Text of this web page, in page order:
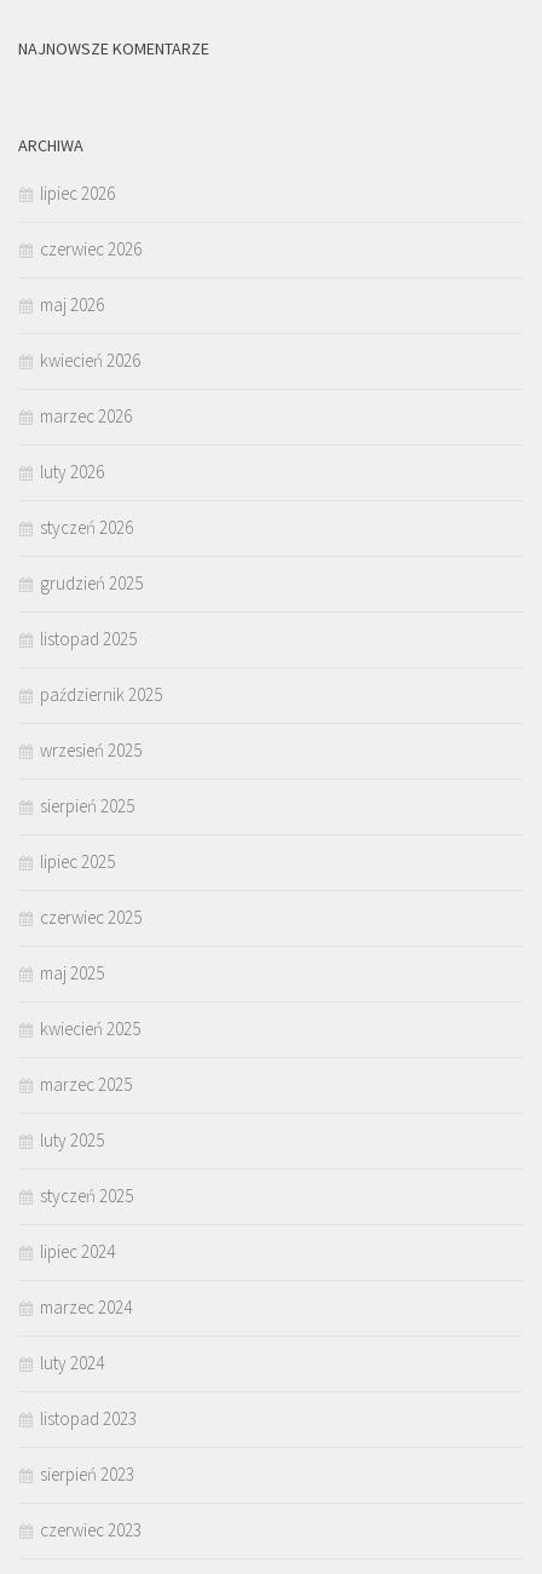
NAJNOWSZE KOMENTARZE
ARCHIWA
lipiec 2026
czerwiec 2026
maj 2026
kwiecień 2026
marzec 2026
luty 2026
styczeń 2026
grudzień 2025
listopad 2025
październik 2025
wrzesień 2025
sierpień 2025
lipiec 2025
czerwiec 2025
maj 2025
kwiecień 2025
marzec 2025
luty 2025
styczeń 2025
lipiec 2024
marzec 2024
luty 2024
listopad 2023
sierpień 2023
czerwiec 2023